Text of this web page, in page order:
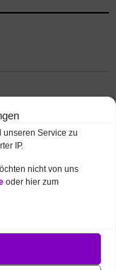
unseren Service zu
IP.
nicht von uns
oder hier zum